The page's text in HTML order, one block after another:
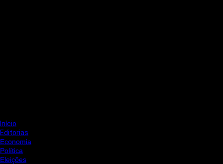
Início
Editorias
Economia
Política
Eleições